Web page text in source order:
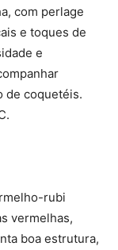
com perlage
e toques de
e
de coquetéis.
rubi
vermelhas,
boa estrutura,